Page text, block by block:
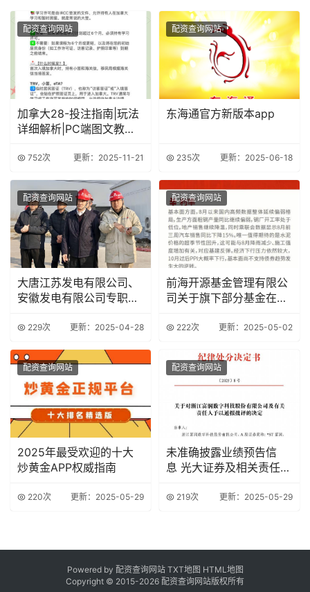
配资查询网站
加拿大28-投注指南|玩法
详细解析|PC端图文教程|
752次 更新：2025-11-21
配资查询网站
东海通官方新版本app
235次 更新：2025-06-18
配资查询网站
大唐江苏发电有限公司、
安徽发电有限公司专职董
229次 更新：2025-04-28
配资查询网站
前海开源基金管理有限公
司关于旗下部分基金在东
222次 更新：2025-05-02
配资查询网站
2025年最受欢迎的十大
炒黄金APP权威指南
220次 更新：2025-05-29
配资查询网站
未准确披露业绩预告信
息 光大证券及相关责任人
219次 更新：2025-05-29
Powered by 配资查询网站 TXT地图 HTML地图
Copyright © 2015-2026 配资查询网站版权所有